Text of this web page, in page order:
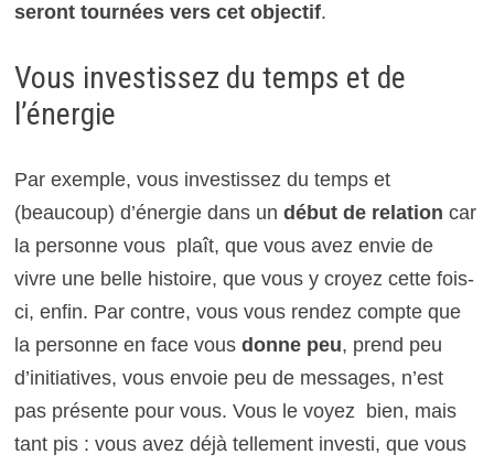
seront tournées vers cet objectif.
Vous investissez du temps et de
l’énergie
Par exemple, vous investissez du temps et
(beaucoup) d’énergie dans un début de relation car
la personne vous plaît, que vous avez envie de
vivre une belle histoire, que vous y croyez cette fois-
ci, enfin. Par contre, vous vous rendez compte que
la personne en face vousdonne peu, prend peu
d’initiatives, vous envoie peu de messages, n’est
pas présente pour vous. Vous le voyez bien, mais
tant pis : vous avez déjà tellement investi, que vous